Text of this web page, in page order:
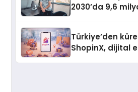
2030’da 9,6
Türkiye’den
ShopinX, dijital